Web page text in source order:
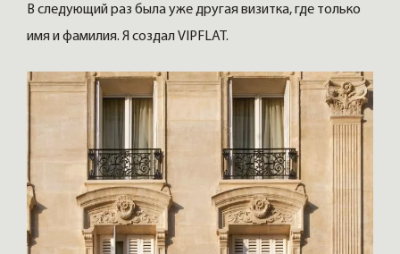
В следующий раз была уже другая визитка, где только
имя и фамилия. Я создал VIPFLAT.